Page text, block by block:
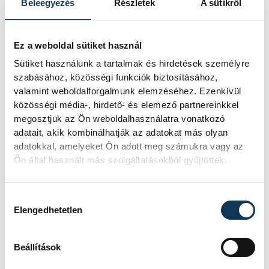
Beleegyezés Részletek A sütikről
Ez a weboldal sütiket használ
Sütiket használunk a tartalmak és hirdetések személyre
szabásához, közösségi funkciók biztosításához,
valamint weboldalforgalmunk elemzéséhez. Ezenkívül
közösségi média-, hirdető- és elemező partnereinkkel
megosztjuk az Ön weboldalhasználatra vonatkozó
adatait, akik kombinálhatják az adatokat más olyan
adatokkal, amelyeket Ön adott meg számukra vagy az
Ön által használt más szolgáltatásokból gyűjtöttek.
Elengedhetetlen
Beállítások